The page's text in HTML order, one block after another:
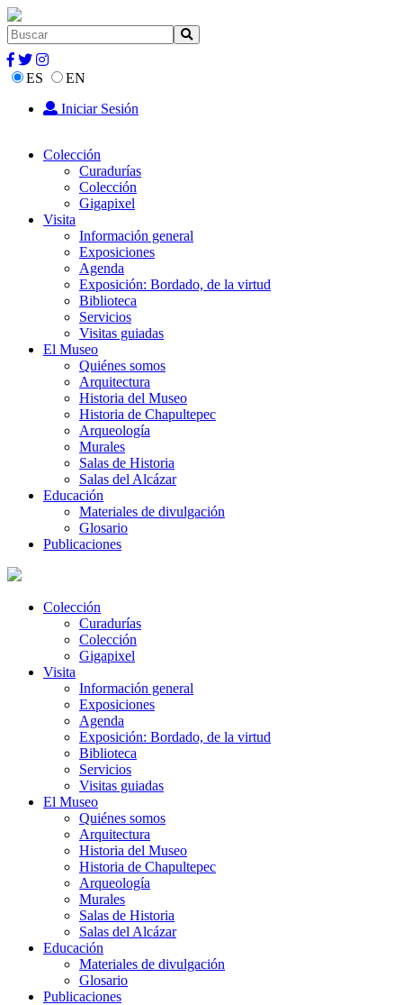
ES
EN
Iniciar Sesión
Colección
Curadurías
Colección
Gigapixel
Visita
Información general
Exposiciones
Agenda
Exposición: Bordado, de la virtud
Biblioteca
Servicios
Visitas guiadas
El Museo
Quiénes somos
Arquitectura
Historia del Museo
Historia de Chapultepec
Arqueología
Murales
Salas de Historia
Salas del Alcázar
Educación
Materiales de divulgación
Glosario
Publicaciones
Colección
Curadurías
Colección
Gigapixel
Visita
Información general
Exposiciones
Agenda
Exposición: Bordado, de la virtud
Biblioteca
Servicios
Visitas guiadas
El Museo
Quiénes somos
Arquitectura
Historia del Museo
Historia de Chapultepec
Arqueología
Murales
Salas de Historia
Salas del Alcázar
Educación
Materiales de divulgación
Glosario
Publicaciones